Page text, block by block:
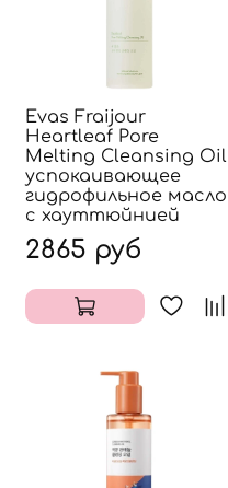
Evas Fraijour
Heartleaf Pore
Melting Cleansing Oil
успокаивающее
гидрофильное масло
с хауттюйнией
2865 руб